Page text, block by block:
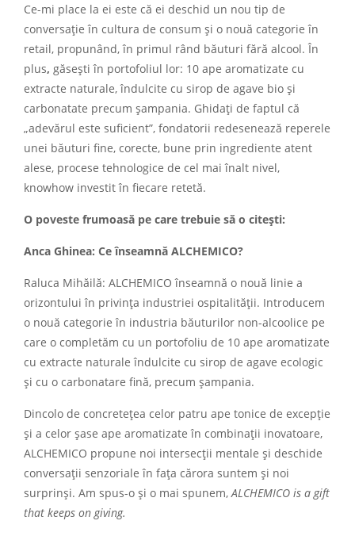
Ce-mi place la ei este că ei deschid un nou tip de
conversație în cultura de consum și o nouă categorie în
retail, propunând, în primul rând băuturi fără alcool. În
plus, găsești în portofoliul lor: 10 ape aromatizate cu
extracte naturale, îndulcite cu sirop de agave bio și
carbonatate precum șampania. Ghidați de faptul că
„adevărul este suficient”, fondatorii redesenează reperele
unei băuturi fine, corecte, bune prin ingrediente atent
alese, procese tehnologice de cel mai înalt nivel,
knowhow investit în fiecare retetă.
O poveste frumoasă pe care trebuie să o citești:
Anca Ghinea: Ce înseamnă ALCHEMICO?
Raluca Mihăilă: ALCHEMICO înseamnă o nouă linie a
orizontului în privința industriei ospitalității. Introducem
o nouă categorie în industria băuturilor non-alcoolice pe
care o completăm cu un portofoliu de 10 ape aromatizate
cu extracte naturale îndulcite cu sirop de agave ecologic
și cu o carbonatare fină, precum șampania.
Dincolo de concretețea celor patru ape tonice de excepție
și a celor șase ape aromatizate în combinații inovatoare,
ALCHEMICO propune noi intersecții mentale și deschide
conversații senzoriale în fața cărora suntem și noi
surprinși. Am spus-o și o mai spunem,ALCHEMICO is a gift
that keeps on giving.